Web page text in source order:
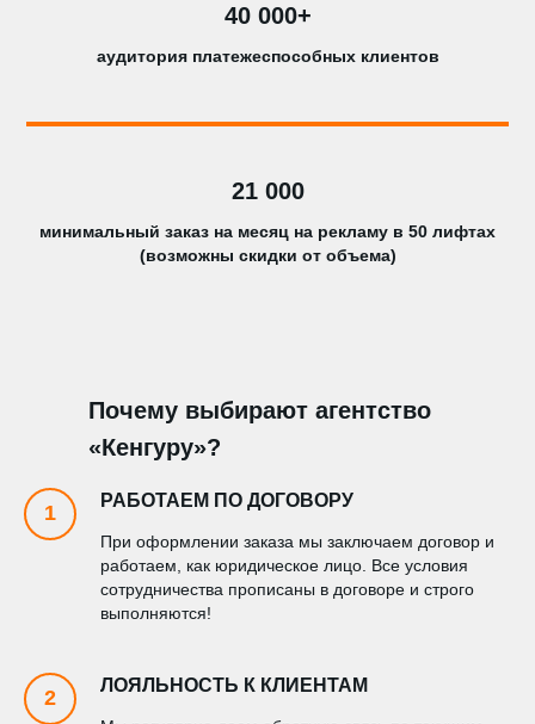
40 000+
аудитория платежеспособных клиентов
21 000
минимальный заказ на месяц на рекламу в 50 лифтах
(возможны скидки от объема)
Почему выбирают агентство
«Кенгуру»?
РАБОТАЕМ ПО ДОГОВОРУ
При оформлении заказа мы заключаем договор и
работаем, как юридическое лицо. Все условия
сотрудничества прописаны в договоре и строго
выполняются!
ЛОЯЛЬНОСТЬ К КЛИЕНТАМ